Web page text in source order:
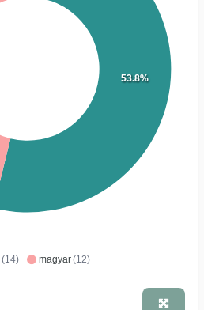
(14) magyar(12)
53.8%